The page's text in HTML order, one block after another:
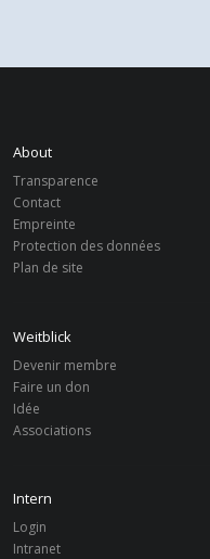
About
Transparence
Contact
Empreinte
Protection des données
Plan de site
Weitblick
Devenir membre
Faire un don
Idée
Associations
Intern
Login
Intranet